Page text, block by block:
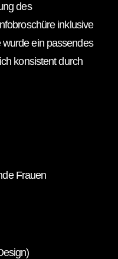
Frauen
des
inklusive
ein passendes
konsistent durch